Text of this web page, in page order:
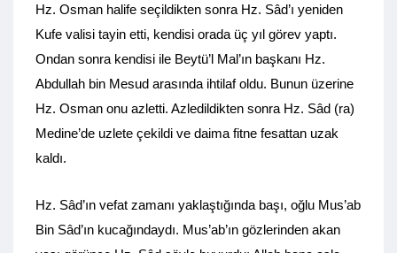
Hz. Osman halife seçildikten sonra Hz. Sâd’ı yeniden
Kufe valisi tayin etti, kendisi orada üç yıl görev yaptı.
Ondan sonra kendisi ile Beytü’l Mal’ın başkanı Hz.
Abdullah bin Mesud arasında ihtilaf oldu. Bunun üzerine
Hz. Osman onu azletti. Azledildikten sonra Hz. Sâd (ra)
Medine’de uzlete çekildi ve daima fitne fesattan uzak
kaldı.
Hz. Sâd’ın vefat zamanı yaklaştığında başı, oğlu Mus’ab
Bin Sâd’ın kucağındaydı. Mus’ab’ın gözlerinden akan